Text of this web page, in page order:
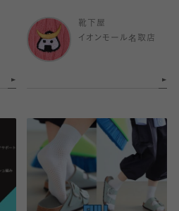
靴下屋
イオンモール名取店